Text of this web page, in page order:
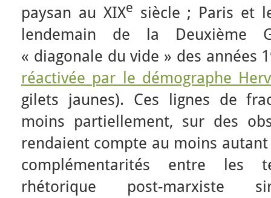
paysan au XIXe siècle ; Paris et
lendemain de la Deuxième
« diagonale du vide » des années
réactivée par le démographe
gilets jaunes). Ces lignes de
moins partiellement, sur des
rendaient compte au moins
complémentarités entre les
rhétorique post-